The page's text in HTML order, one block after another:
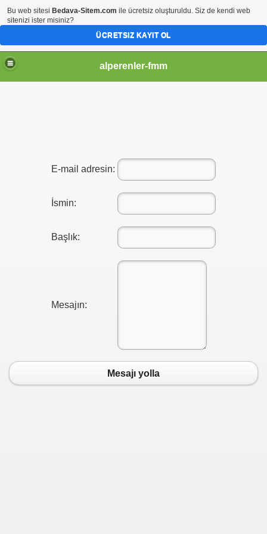
alperenler-fmm
E-mail adresin:
İsmin:
Başlık:
Mesajın:
Mesajı yolla
Bu web sitesi Bedava-Sitem.com ile ücretsiz oluşturuldu. Siz de kendi web
sitenizi ister misiniz?
ÜCRETSIZ KAYIT OL